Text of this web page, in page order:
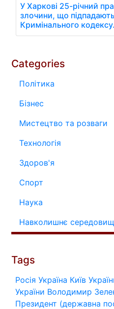
У Харкові 25-річний
злочини, що підпадають
Кримінального кодексу.
Categories
Політика
Бізнес
Мистецтво та розваги
Технологія
Здоров'я
Спорт
Наука
Навколишнє
Tags
Росія Україна Київ
України Володимир
Президент (державна